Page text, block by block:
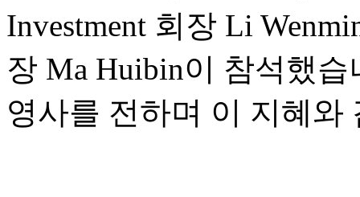
Investment 회장 Li
장 Ma Huibin이 참석했
영사를 전하며 이 지혜와